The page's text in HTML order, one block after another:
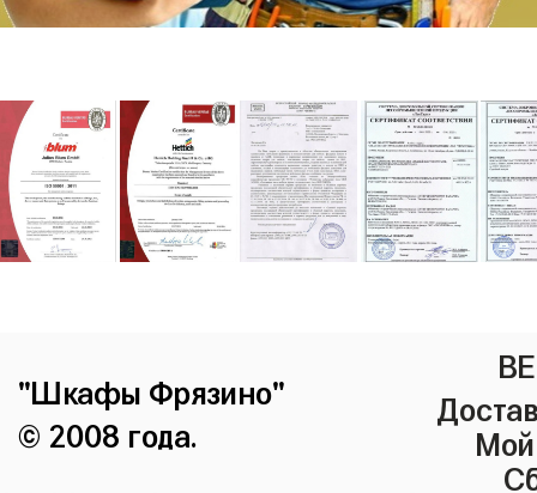
"Шкафы Фрязино"
© 2008 года.